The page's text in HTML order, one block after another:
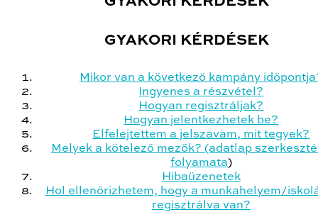
GYAKORI KÉRDÉSEK
Mikor van a következő kampány
Ingyenes a részvétel?
Hogyan regisztráljak?
Hogyan jelentkezhetek be?
Elfelejtettem a jelszavam, mit tegyek?
Melyek a kötelező mezők? (adatlap
folyamata)
Hibaüzenetek
Hol ellenőrizhetem, hogy a munkahelyem/
regisztrálva van?